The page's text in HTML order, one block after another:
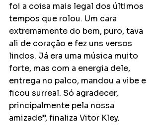
foi a coisa mais legal dos últimos
tempos que rolou. Um cara
extremamente do bem, puro, tava
ali de coração e fez uns versos
lindos. Já era uma música muito
forte, mas com a energia dele,
entrega no palco, mandou a vibe e
ficou surreal. Só agradecer,
principalmente pela nossa
amizade”, finaliza Vitor Kley.